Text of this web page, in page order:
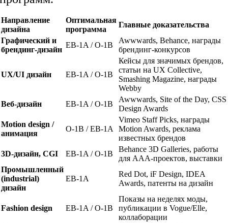
Направление
дизайна
Оптимальная
программа
Главные доказательства
Графический и
брендинг-дизайн
EB-1A / O-1B
Awwwards, Behance, награды
брендинг-конкурсов
UX/UI дизайн EB-1A / O-1B
Кейсы для значимых брендов,
статьи на UX Collective,
Smashing Magazine, награды
Webby
Веб-дизайн
EB-1A / O-1B
Awwwards, Site of the Day, CSS
Design Awards
Motion design /
анимация
O-1B / EB-1A
Vimeo Staff Picks, награды
Motion Awards, реклама
известных брендов
3D-дизайн, CGI
EB-1A / O-1B
Behance 3D Galleries, работы
для AAA-проектов, выставки
Промышленный
(industrial)
дизайн
EB-1A
Red Dot, iF Design, IDEA
Awards, патенты на дизайн
Fashion design EB-1A / O-1B
Показы на неделях моды,
публикации в Vogue/Elle,
коллаборации